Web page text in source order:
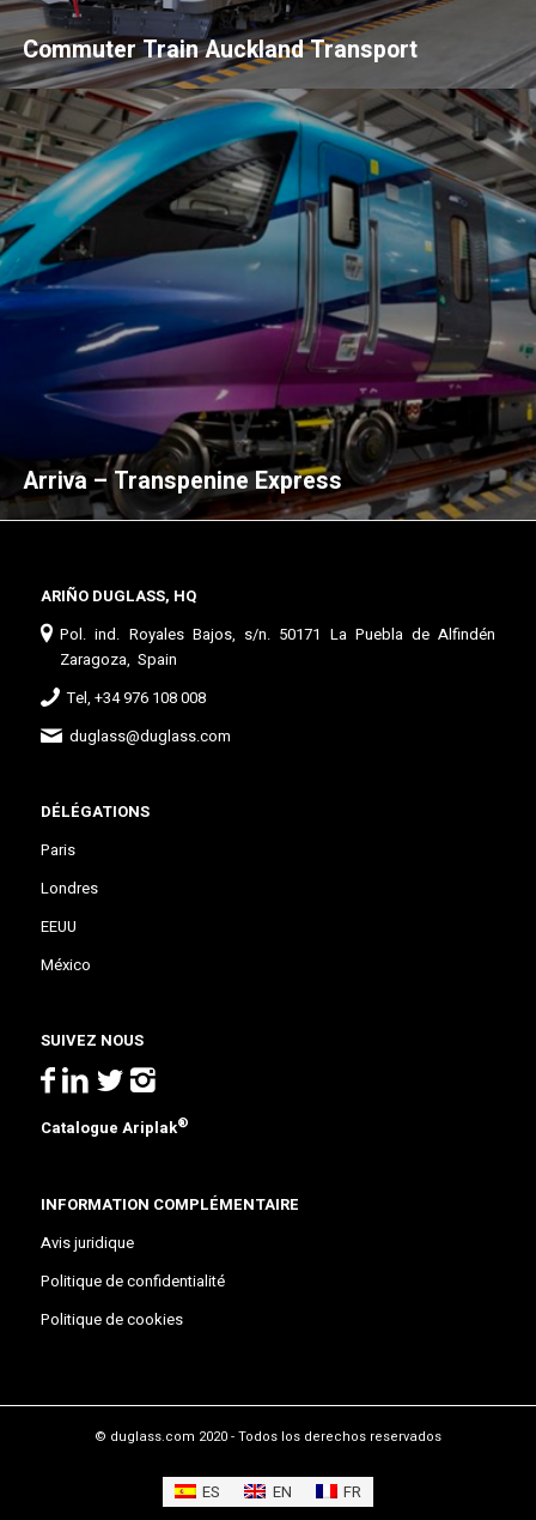
Commuter Train Auckland Transport
Arriva – Transpenine Express
ARIÑO DUGLASS, HQ
Pol. ind. Royales Bajos, s/n. 50171 La Puebla de Alfindén
Zaragoza, Spain
Tel, +34 976 108 008
duglass@duglass.com
DÉLÉGATIONS
Paris
Londres
EEUU
México
SUIVEZ NOUS
Catalogue Ariplak®
INFORMATION COMPLÉMENTAIRE
Avis juridique
Politique de confidentialité
Politique de cookies
© duglass.com 2020 - Todos los derechos reservados
ES EN FR